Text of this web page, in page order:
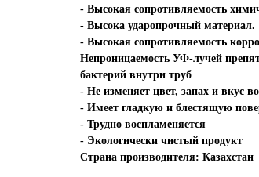
- Высокая сопротивляемость
- Высока ударопрочный материал.
- Высокая сопротивляемость
Непроницаемость УФ-лучей
бактерий внутри труб
- Не изменяет цвет, запах и вкус
- Имеет гладкую и блестящую
- Трудно воспламеняется
- Экологически чистый продукт
Страна производителя: Казахстан